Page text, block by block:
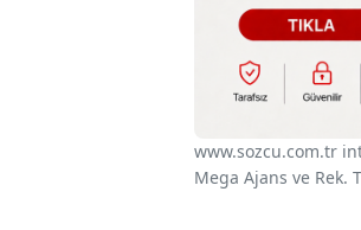
www.sozcu.com.tr
Mega Ajans ve Rek.